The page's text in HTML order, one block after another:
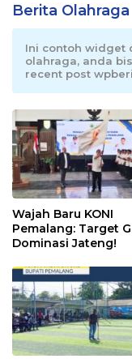
Berita Olahraga
Ini contoh widget
olahraga, anda
recent post
Wajah Baru KONI
Pemalang: Target
Dominasi Jateng!